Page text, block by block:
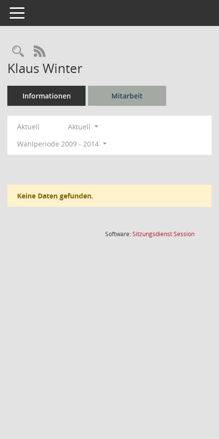
Toggle navigation
Rechercheauswahl
RSS-Feed
Klaus Winter
Informationen Mitarbeit
Aktuell
Aktuell
Wahlperiode 2009 - 2014
Keine Daten gefunden.
Software:SitzungsdienstSession(Wird in